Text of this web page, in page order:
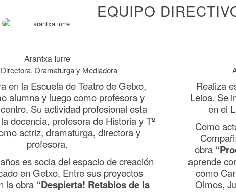
EQUIPO
Arantxa Iurre
Dramaturga y Mediadora
en la Escuela de Teatro de Getxo,
alumna y luego como profesora y
Su actividad profesional esta
docencia, profesora de Historia y Tº
actriz, dramaturga, directora y
profesora.
es socia del espacio de creación
en Getxo. Entre sus proyectos
la obra “Despierta! Retablos de la
Realiza
Leioa. Se
en el
Como
obra
aprende
como
Olmos,